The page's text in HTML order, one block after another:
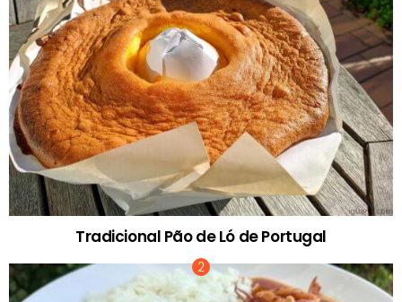
Tradicional Pão de Ló de Portugal